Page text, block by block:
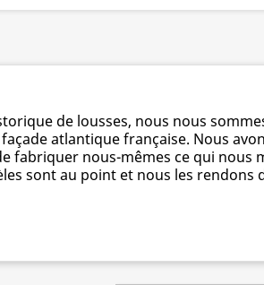
de lousses, nous nous
atlantique française. Nous
fabriquer nous-mêmes ce qui nous
sont au point et nous les rendons